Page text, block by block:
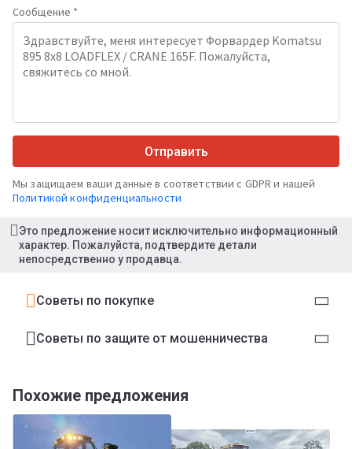
Сообщение *
Отправить
Мы защищаем ваши данные в соответствии с GDPR и нашей
Политикой конфиденциальности
Это предложение носит исключительно информационный
характер. Пожалуйста, подтвердите детали
непосредственно у продавца.
Советы по покупке
Советы по защите от мошенничества
Похожие предложения